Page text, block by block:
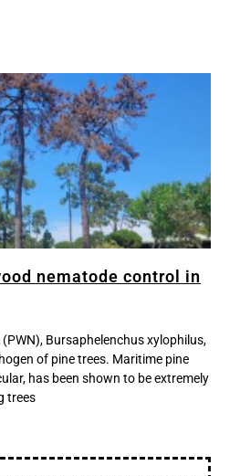
nematode control in
Bursaphelenchus xylophilus,
of pine trees. Maritime pine
has been shown to be extremely
trees